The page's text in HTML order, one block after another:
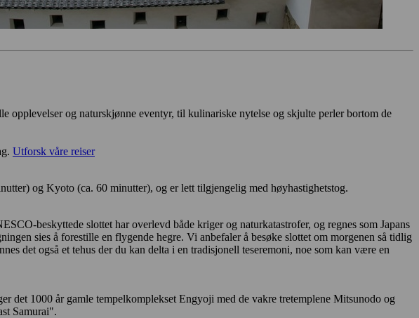
opplevelser og naturskjønne eventyr, til kulinariske nytelse og skjulte perler bortom de
Utforsk våre reiser
og Kyoto (ca. 60 minutter), og er lett tilgjengelig med høyhastighetstog.
beskyttede slottet har overlevd både kriger og naturkatastrofer, og regnes som Japans
sies å forestille en flygende hegre. Vi anbefaler å besøke slottet om morgenen så tidlig
det også et tehus der du kan delta i en tradisjonell teseremoni, noe som kan være en
det 1000 år gamle tempelkomplekset Engyoji med de vakre tretemplene Mitsunodo og
Samurai".